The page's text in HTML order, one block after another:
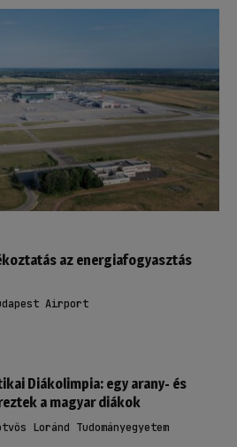
az energiafogyasztás
Airport
Diákolimpia: egy arany- és
a magyar diákok
Loránd Tudományegyetem